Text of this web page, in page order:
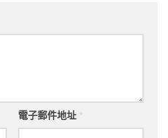
電子郵件地址